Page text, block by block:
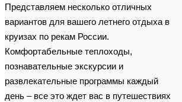
Представляем несколько отличных
вариантов для вашего летнего отдыха в
круизах по рекам России.
Комфортабельные теплоходы,
познавательные экскурсии и
развлекательные программы каждый
день – все это ждет вас в путешествиях